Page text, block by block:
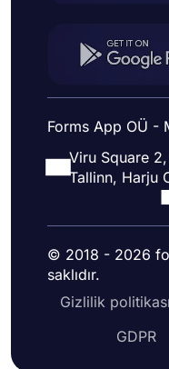
Forms App OÜ -
Viru Square
Tallinn, Harju
© 2018 - 2026
saklıdır.
Gizlilik politikası
GDPR